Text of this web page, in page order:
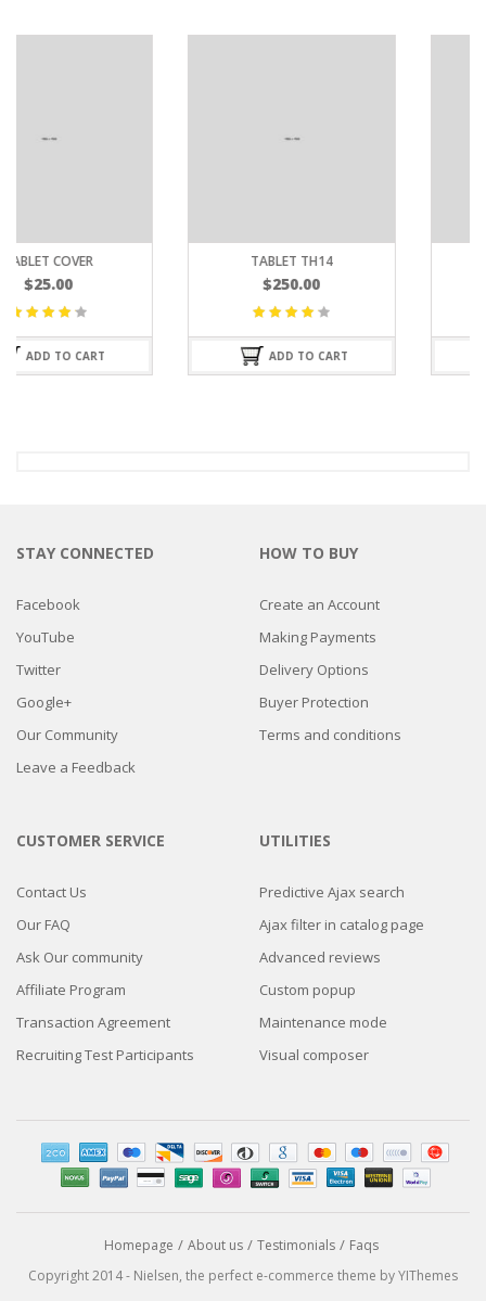
TABLET TH14
4.25ADD TO CART
WIRELESS HEADSET
4.50ADD TO CART
STAY CONNECTED
Facebook
YouTube
Twitter
Google+
Our Community
Leave a Feedback
HOW TO BUY
Create an Account
Making Payments
Delivery Options
Buyer Protection
Terms and conditions
CUSTOMER SERVICE
Contact Us
Our FAQ
Ask Our community
Affiliate Program
Transaction Agreement
Recruiting Test Participants
UTILITIES
Predictive Ajax search
Ajax filter in catalog page
Advanced reviews
Custom popup
Maintenance mode
Visual composer
Homepage About us Testimonials
Faqs
Copyright 2014 - Nielsen, the perfect e-commerce theme by YIThemes